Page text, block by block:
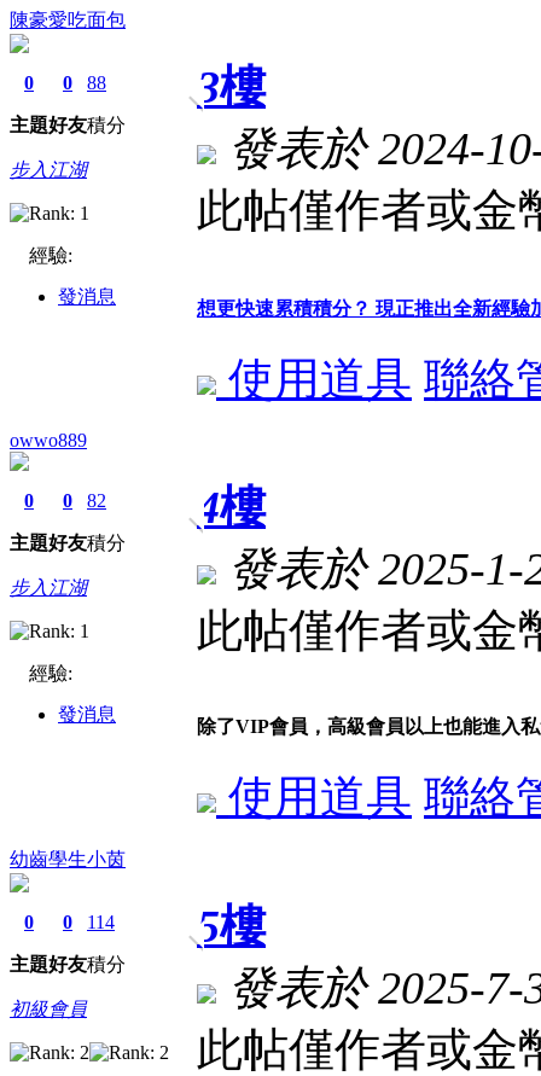
陳豪愛吃面包
0
主題
0
好友
88
積分
步入江湖
經驗:
發消息
3樓
發表於 2024-
此帖僅作者或金
想更快速累積積分？ 現正推出全新經驗
使用道具 聯絡
owwo889
0
主題
0
好友
82
積分
步入江湖
經驗:
發消息
4樓
發表於 2025-1-
此帖僅作者或金
除了VIP會員，高級會員以上也能進入
使用道具 聯絡
幼齒學生小茵
0
主題
0
好友
114
積分
初級會員
5樓
發表於 2025-7-
此帖僅作者或金